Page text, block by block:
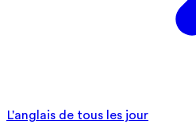
L'anglais de tous les jour